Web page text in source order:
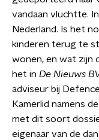
vandaan vluchtte.
Nederland. Is het
kinderen terug te
wonen, en wat zijn
het in De Nieuws
adviseur bij
Kamerlid namens
met dit soort
eigenaar van de